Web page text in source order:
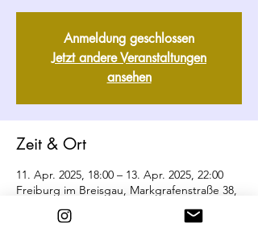
Anmeldung geschlossen
Jetzt andere Veranstaltungen
ansehen
Zeit & Ort
11. Apr. 2025, 18:00 – 13. Apr. 2025, 22:00
Freiburg im Breisgau, Markgrafenstraße 38,
79115 Freiburg im Breisgau, Deutschland